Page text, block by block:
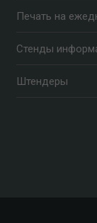
Печать на
Стенды
Штендеры